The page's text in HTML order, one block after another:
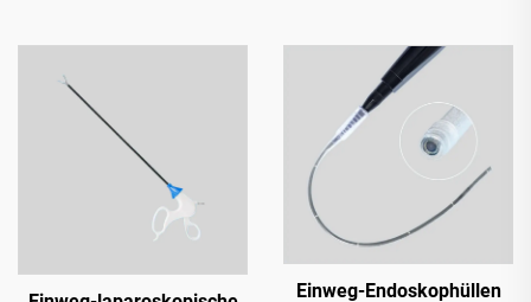
Einweg-Endoskophüllen